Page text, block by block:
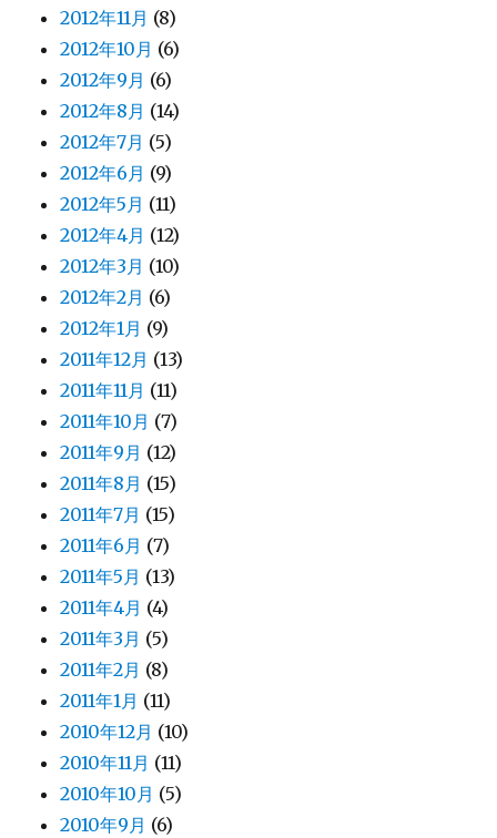
2012年11月 (8)
2012年10月 (6)
2012年9月 (6)
2012年8月 (14)
2012年7月 (5)
2012年6月 (9)
2012年5月 (11)
2012年4月 (12)
2012年3月 (10)
2012年2月 (6)
2012年1月 (9)
2011年12月 (13)
2011年11月 (11)
2011年10月 (7)
2011年9月 (12)
2011年8月 (15)
2011年7月 (15)
2011年6月 (7)
2011年5月 (13)
2011年4月 (4)
2011年3月 (5)
2011年2月 (8)
2011年1月 (11)
2010年12月 (10)
2010年11月 (11)
2010年10月 (5)
2010年9月 (6)